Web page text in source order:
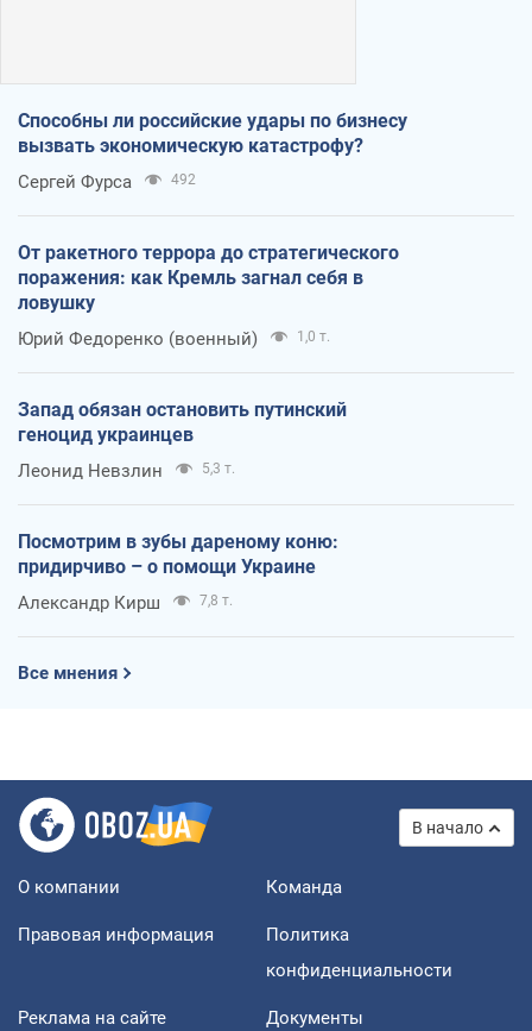
Способны ли российские удары по бизнесу
вызвать экономическую катастрофу?
Сергей Фурса 492
От ракетного террора до стратегического
поражения: как Кремль загнал себя в
ловушку
Юрий Федоренко (военный) 1,0 т.
Запад обязан остановить путинский
геноцид украинцев
Леонид Невзлин 5,3 т.
Посмотрим в зубы дареному коню:
придирчиво – о помощи Украине
Александр Кирш 7,8 т.
Все мнения
В начало
О компании Команда
Правовая информация
Политика
конфиденциальности
Реклама на сайте Документы